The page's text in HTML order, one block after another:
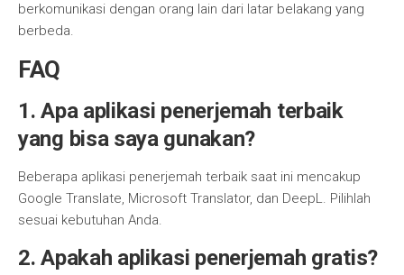
berkomunikasi dengan orang lain dari latar belakang yang
berbeda.
FAQ
1. Apa aplikasi penerjemah terbaik
yang bisa saya gunakan?
Beberapa aplikasi penerjemah terbaik saat ini mencakup
Google Translate, Microsoft Translator, dan DeepL. Pilihlah
sesuai kebutuhan Anda.
2. Apakah aplikasi penerjemah gratis?